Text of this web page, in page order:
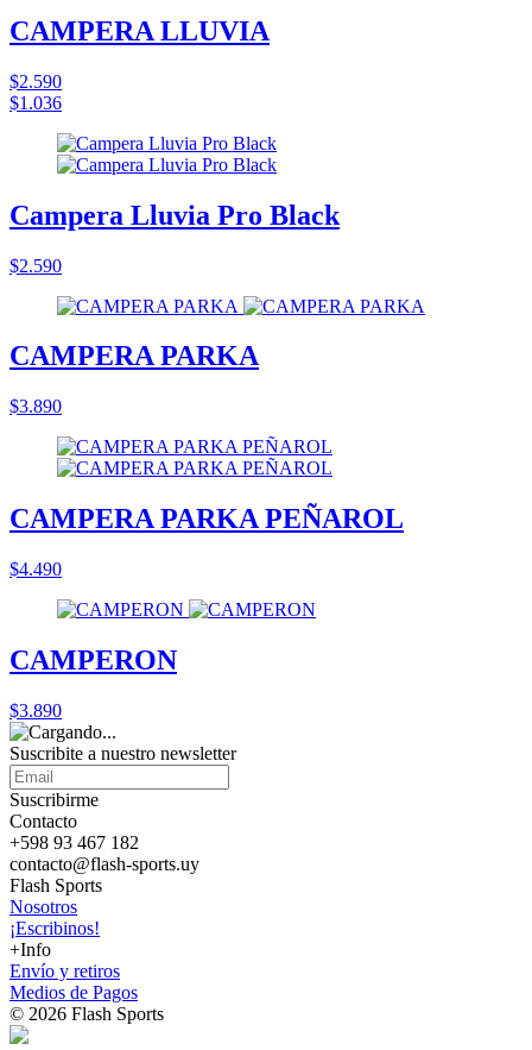
CAMPERA LLUVIA
$2.590
$1.036
Campera Lluvia Pro Black
$2.590
CAMPERA PARKA
$3.890
CAMPERA PARKA PEÑAROL
$4.490
CAMPERON
$3.890
Suscribite a nuestro newsletter
Suscribirme
Contacto
+598 93 467 182
contacto@flash-sports.uy
Flash Sports
Nosotros
¡Escribinos!
+Info
Envío y retiros
Medios de Pagos
© 2026 Flash Sports